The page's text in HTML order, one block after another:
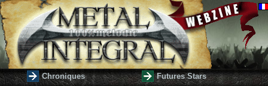
Chroniques Futures Stars